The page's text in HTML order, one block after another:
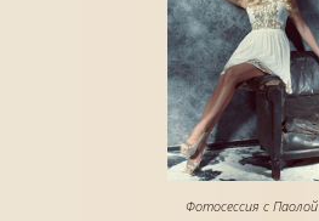
Фотосессия с Паолой